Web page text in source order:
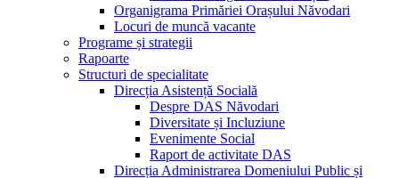
Organigrama Primăriei Orașului Năvodari
Locuri de muncă vacante
Programe și strategii
Rapoarte
Structuri de specialitate
Direcția Asistență Socială
Despre DAS Năvodari
Diversitate și Incluziune
Evenimente Social
Raport de activitate DAS
Direcția Administrarea Domeniului Public și